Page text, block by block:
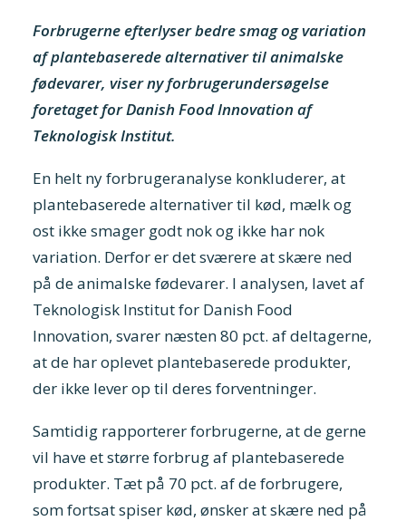
Forbrugerne efterlyser bedre smag og variation
af plantebaserede alternativer til animalske
fødevarer, viser ny forbrugerundersøgelse
foretaget for Danish Food Innovation af
Teknologisk Institut.
En helt ny forbrugeranalyse konkluderer, at
plantebaserede alternativer til kød, mælk og
ost ikke smager godt nok og ikke har nok
variation. Derfor er det sværere at skære ned
på de animalske fødevarer. I analysen, lavet af
Teknologisk Institut for Danish Food
Innovation, svarer næsten 80 pct. af deltagerne,
at de har oplevet plantebaserede produkter,
der ikke lever op til deres forventninger.
Samtidig rapporterer forbrugerne, at de gerne
vil have et større forbrug af plantebaserede
produkter. Tæt på 70 pct. af de forbrugere,
som fortsat spiser kød, ønsker at skære ned på